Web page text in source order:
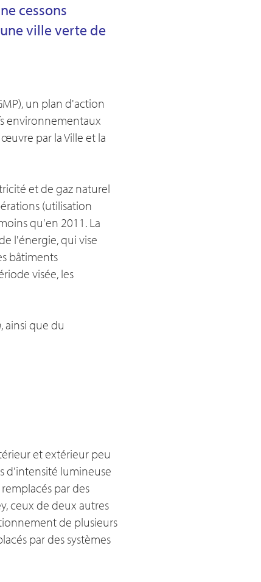
cessons
ville verte de
un plan d'action
environnementaux
par la Ville et la
et de gaz naturel
(utilisation
qu'en 2011. La
l'énergie, qui vise
bâtiments
visée, les
, ainsi que du
et extérieur peu
d'intensité lumineuse
par des
ceux de deux autres
de plusieurs
par des systèmes